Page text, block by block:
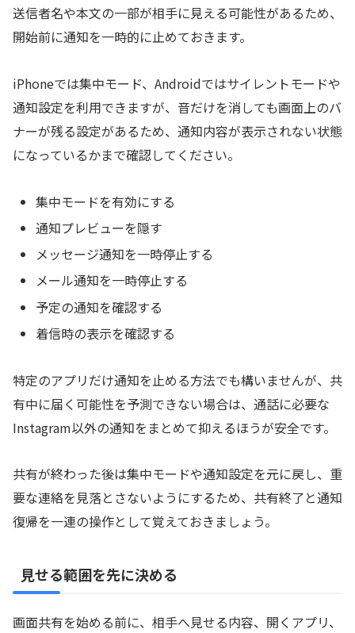
送信者名や本文の一部が相手に見える可能性があるため、
開始前に通知を一時的に止めておきます。
iPhoneでは集中モード、Androidではサイレントモードや
通知設定を利用できますが、音だけを消しても画面上のバ
ナーが残る設定があるため、通知内容が表示されない状態
になっているかまで確認してください。
集中モードを有効にする
通知プレビューを隠す
メッセージ通知を一時停止する
メール通知を一時停止する
予定の通知を確認する
着信時の表示を確認する
特定のアプリだけ通知を止める方法でも構いませんが、共
有中に届く可能性を予測できない場合は、通話に必要な
Instagram以外の通知をまとめて抑えるほうが安全です。
共有が終わった後は集中モードや通知設定を元に戻し、重
要な連絡を見落とさないようにするため、共有終了と通知
復帰を一連の操作として覚えておきましょう。
見せる範囲を先に決める
画面共有を始める前に、相手へ見せる内容、開くアプリ、